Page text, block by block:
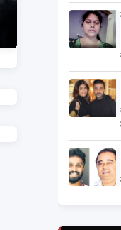
ಫೋನ್ ನಲ್ಲೇ
ಹೊಂದಿದ್ದ